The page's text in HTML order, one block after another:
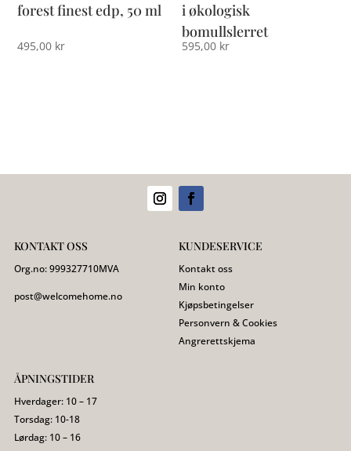
forest finest edp, 50 ml
495,00 kr
i økologisk
bomullslerret
595,00 kr
KONTAKT OSS
Org.no:999327710MVA
post@welcomehome.no
KUNDESERVICE
Kontakt oss
Min konto
Kjøpsbetingelser
Personvern & Cookies
Angrerettskjema
ÅPNINGSTIDER
Hverdager: 10 – 17
Torsdag: 10-18
Lørdag: 10 – 16